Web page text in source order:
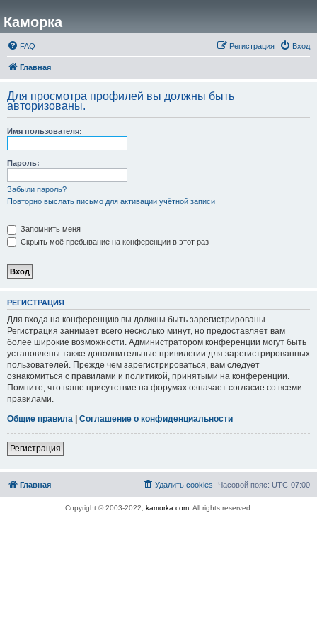
Каморка
FAQ Вход
Регистрация
Главная
Для просмотра профилей вы должны быть
авторизованы.
Имя пользователя:
Пароль:
Забыли пароль?
Повторно выслать письмо для активации учётной записи
Запомнить меня
Скрыть моё пребывание на конференции в этот раз
РЕГИСТРАЦИЯ
Для входа на конференцию вы должны быть зарегистрированы.
Регистрация занимает всего несколько минут, но предоставляет вам
более широкие возможности. Администратором конференции могут быть
установлены также дополнительные привилегии для зарегистрированных
пользователей. Прежде чем зарегистрироваться, вам следует
ознакомиться с правилами и политикой, принятыми на конференции.
Помните, что ваше присутствие на форумах означает согласие со всеми
правилами.
Общие правила | Соглашение о конфиденциальности
Регистрация
Главная Часовой пояс: UTC-07:00
Удалить cookies
Copyright © 2003-2022, kamorka.com. All rights reserved.